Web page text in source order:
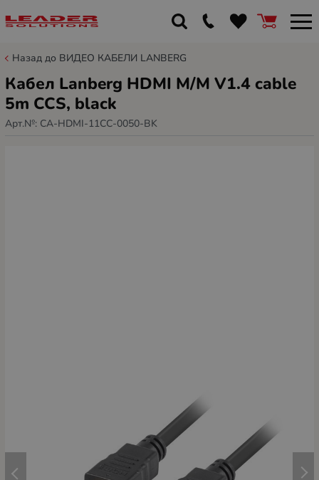
Назад до ВИДЕО КАБЕЛИ LANBERG
Кабел Lanberg HDMI M/M V1.4 cable
5m CCS, black
Арт.№: CA-HDMI-11CC-0050-BK